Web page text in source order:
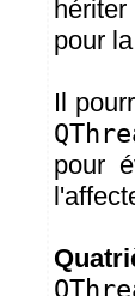
pour
Il
pour